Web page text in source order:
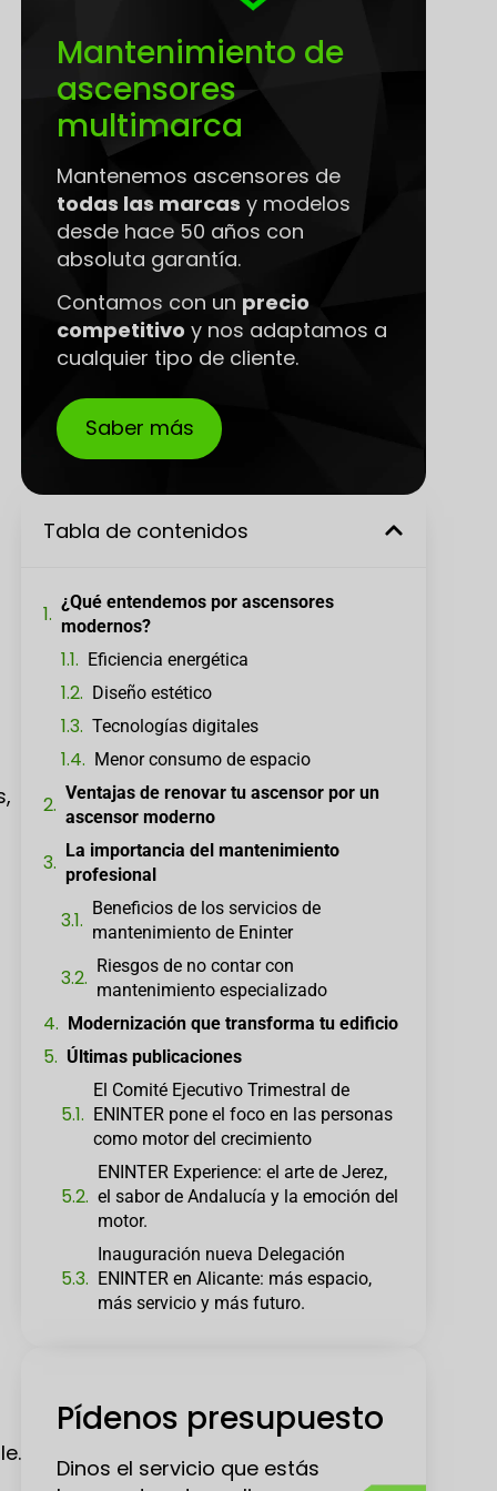
Mantenimiento de
ascensores
multimarca
Mantenemos ascensores de
todas las marcas y modelos
desde hace 50 años con
absoluta garantía.
Contamos con un precio
competitivo y nos adaptamos a
cualquier tipo de cliente.
Saber más
Tabla de contenidos
¿Qué entendemos por ascensores
modernos?
Eficiencia energética
Diseño estético
Tecnologías digitales
Menor consumo de espacio
Ventajas de renovar tu ascensor por un
ascensor moderno
La importancia del mantenimiento
profesional
Beneficios de los servicios de
mantenimiento de Eninter
Riesgos de no contar con
mantenimiento especializado
Modernización que transforma tu edificio
Últimas publicaciones
El Comité Ejecutivo Trimestral de
ENINTER pone el foco en las personas
como motor del crecimiento
ENINTER Experience: el arte de Jerez,
el sabor de Andalucía y la emoción del
motor.
Inauguración nueva Delegación
ENINTER en Alicante: más espacio,
más servicio y más futuro.
Pídenos presupuesto
Dinos el servicio que estás